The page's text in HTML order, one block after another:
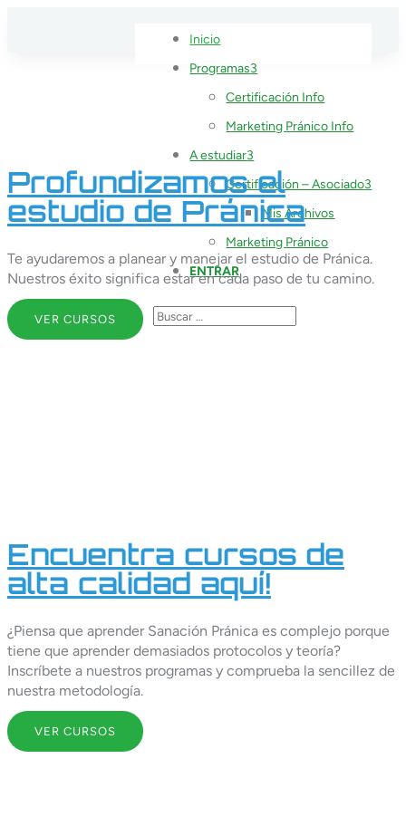
Inicio
Programas
Certificación Info
Marketing Pránico Info
A estudiar
Certificación – Asociado
Mis Archivos
Marketing Pránico
ENTRAR
Profundizamos el
estudio de Pránica
Te ayudaremos a planear y manejar el estudio de Pránica.
Nuestros éxito significa estar en cada paso de tu camino.
VER CURSOS
Encuentra cursos de
alta calidad aquí!
¿Piensa que aprender Sanación Pránica es complejo porque
tiene que aprender demasiados protocolos y teoría?
Inscríbete a nuestros programas y comprueba la sencillez de
nuestra metodología.
VER CURSOS